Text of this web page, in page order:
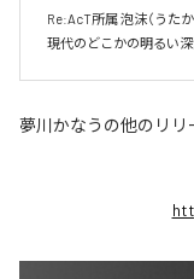
現代のどこかの明るい
夢川かなう の他のリリ